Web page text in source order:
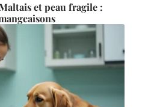
et peau fragile :